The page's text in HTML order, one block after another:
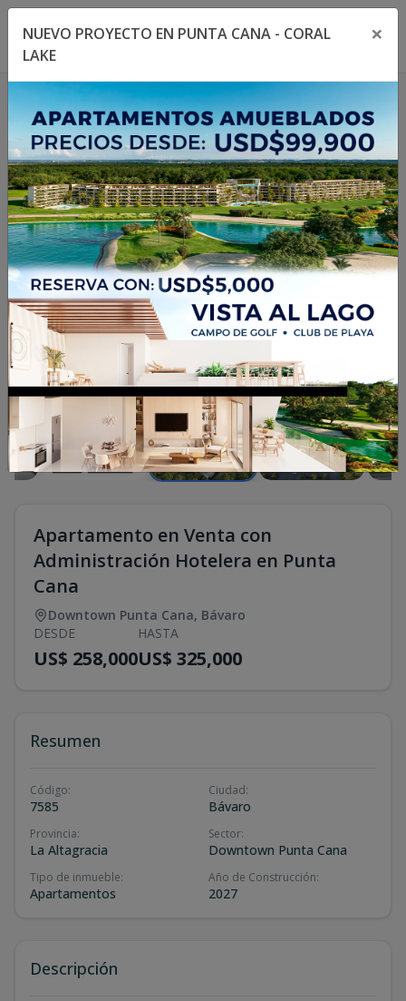
Toggle navigation menu
1/15
Apartamento en Venta con
Administración Hotelera en Punta
Cana
Downtown Punta Cana, Bávaro
DESDE
US$ 258,000
HASTA
US$ 325,000
Resumen
Código:
7585
Ciudad:
Bávaro
Provincia:
La Altagracia
Sector:
Downtown Punta Cana
Tipo de inmueble:
Apartamentos
Año de Construcción:
2027
Descripción
NUEVO PROYECTO EN PUNTA CANA - CORAL
LAKE
×